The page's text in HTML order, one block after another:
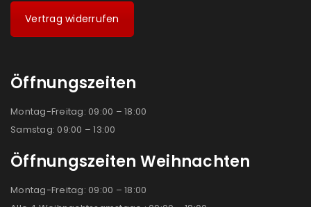
Vertrag widerrufen
Öffnungszeiten
Montag-Freitag: 09:00 – 18:00
Samstag: 09:00 – 13:00
Öffnungszeiten Weihnachten
Montag-Freitag: 09:00 – 18:00